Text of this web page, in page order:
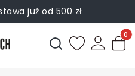
już od 500 zł
wybrane produkty
Otwórz